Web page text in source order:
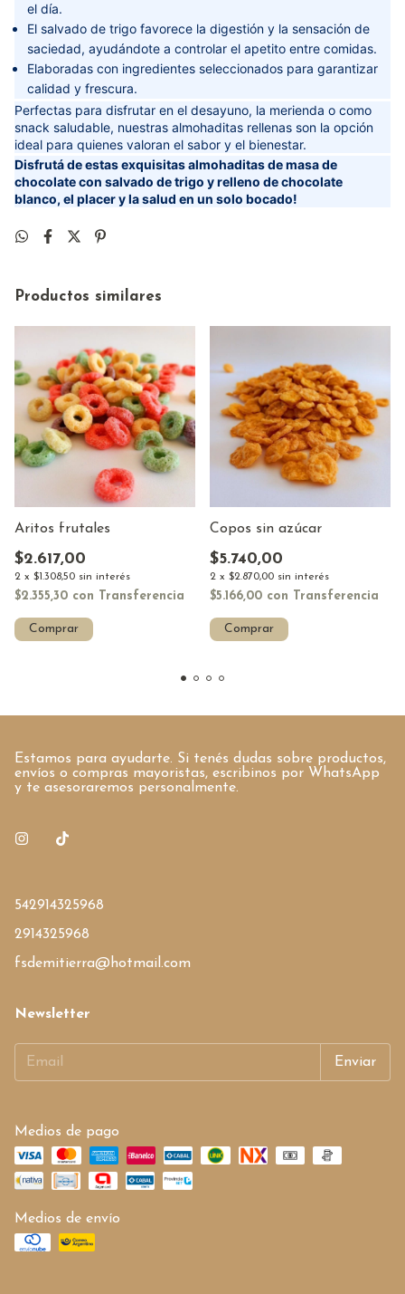
el día.
El salvado de trigo favorece la digestión y la sensación de
saciedad, ayudándote a controlar el apetito entre comidas.
Elaboradas con ingredientes seleccionados para garantizar
calidad y frescura.
Perfectas para disfrutar en el desayuno, la merienda o como
snack saludable, nuestras almohaditas rellenas son la opción
ideal para quienes valoran el sabor y el bienestar.
Disfrutá de estas exquisitas almohaditas de masa de
chocolate con salvado de trigo y relleno de chocolate
blanco, el placer y la salud en un solo bocado!
Productos similares
Aritos frutales
$2.617,00
2 x $1.308,50 sin interés
$2.355,30 con Transferencia
Comprar
Copos sin azúcar
$5.740,00
2 x $2.870,00 sin interés
$5.166,00 con Transferencia
Comprar
Estamos para ayudarte. Si tenés dudas sobre productos,
envíos o compras mayoristas, escribinos por WhatsApp
y te asesoraremos personalmente.
542914325968
2914325968
fsdemitierra@hotmail.com
Newsletter
Medios de pago
Medios de envío